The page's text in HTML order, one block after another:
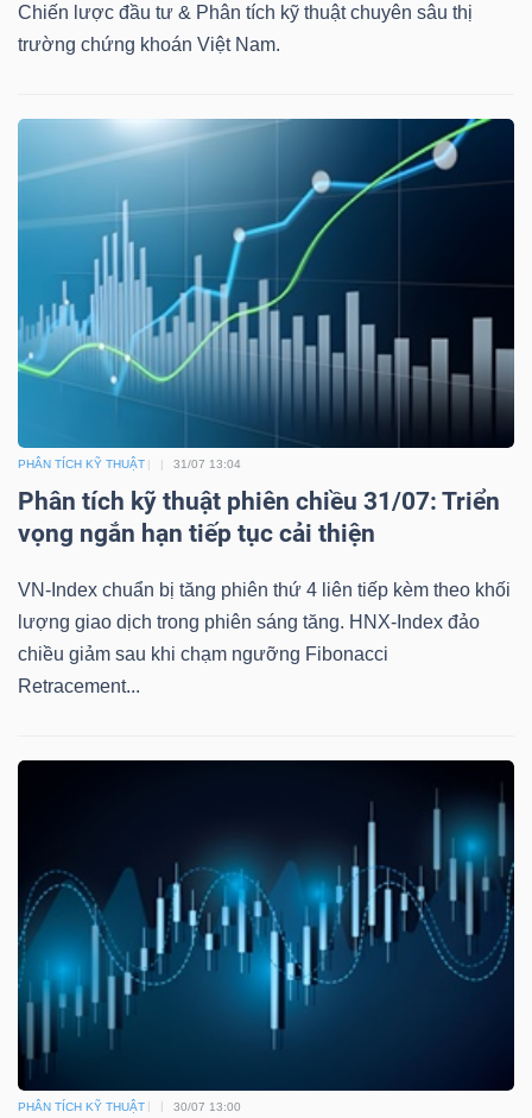
Chiến lược đầu tư & Phân tích kỹ thuật chuyên sâu thị
trường chứng khoán Việt Nam.
PHÂN TÍCH KỸ THUẬT 31/07 13:04
Phân tích kỹ thuật phiên chiều 31/07: Triển
vọng ngắn hạn tiếp tục cải thiện
VN-Index chuẩn bị tăng phiên thứ 4 liên tiếp kèm theo khối
lượng giao dịch trong phiên sáng tăng. HNX-Index đảo
chiều giảm sau khi chạm ngưỡng Fibonacci
Retracement...
PHÂN TÍCH KỸ THUẬT 30/07 13:00